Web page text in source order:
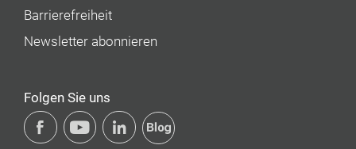
Barrierefreiheit
Newsletter abonnieren
Folgen Sie uns